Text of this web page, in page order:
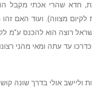
חדא שהרי אכתי מקבל
מצווה). ועוד האם
רוצה הוא להכנס ע"מ
עד עתה ומאי מהני
וליישב אולי בדרך שונה